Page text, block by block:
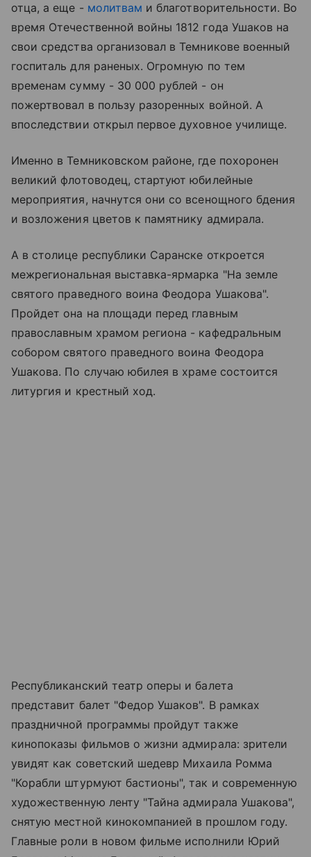
отца, а еще - молитвам и благотворительности. Во
время Отечественной войны 1812 года Ушаков на
свои средства организовал в Темникове военный
госпиталь для раненых. Огромную по тем
временам сумму - 30 000 рублей - он
пожертвовал в пользу разоренных войной. А
впоследствии открыл первое духовное училище.
Именно в Темниковском районе, где похоронен
великий флотоводец, стартуют юбилейные
мероприятия, начнутся они со всенощного бдения
и возложения цветов к памятнику адмирала.
А в столице республики Саранске откроется
межрегиональная выставка-ярмарка "На земле
святого праведного воина Феодора Ушакова".
Пройдет она на площади перед главным
православным храмом региона - кафедральным
собором святого праведного воина Феодора
Ушакова. По случаю юбилея в храме состоится
литургия и крестный ход.
Республиканский театр оперы и балета
представит балет "Федор Ушаков". В рамках
праздничной программы пройдут также
кинопоказы фильмов о жизни адмирала: зрители
увидят как советский шедевр Михаила Ромма
"Корабли штурмуют бастионы", так и современную
художественную ленту "Тайна адмирала Ушакова",
снятую местной кинокомпанией в прошлом году.
Главные роли в новом фильме исполнили Юрий